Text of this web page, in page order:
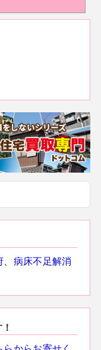
病床不足解消